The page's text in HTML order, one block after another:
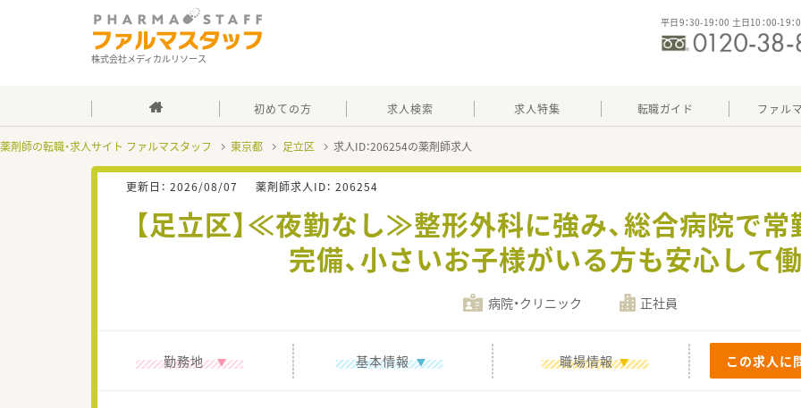
株式会社メディカルリソース
平日9：30-19：00 土日10：00-19：
初めての方 求人検索 求人特集 転職ガイド ファル
薬剤師の転職・求人サイト ファルマスタッフ 東京都 足立区 求人ID：206254の薬剤師求人
更新日： 2026/08/07 薬剤師求人ID： 206254
【足立区】≪夜勤なし≫整形外科に強み、総合病院で
完備、小さいお子様がいる方も安心して
病院・クリニック 正社員
勤務地 基本情報 職場情報 この求人に